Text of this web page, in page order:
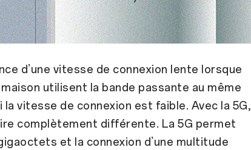
d’une vitesse de connexion lente lorsque
utilisent la bande passante au même
vitesse de connexion est faible. Avec la 5G,
complètement différente. La 5G permet
et la connexion d’une multitude